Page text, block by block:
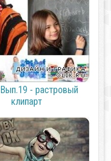
- растровый
клипарт